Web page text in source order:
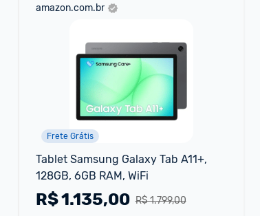
amazon.com.br
Frete Grátis
Tablet Samsung Galaxy Tab A11+,
128GB, 6GB RAM, WiFi
R$ 1.799,00
R$1.135,00